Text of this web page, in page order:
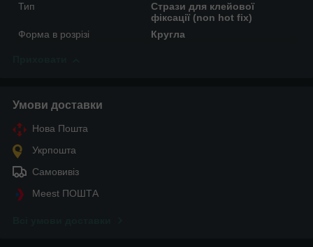
Тип
Стрази для клейової
фіксації (non hot fix)
Форма в розрізі
Кругла
Умови доставки
Нова Пошта
Укрпошта
Самовивіз
Meest ПОШТА